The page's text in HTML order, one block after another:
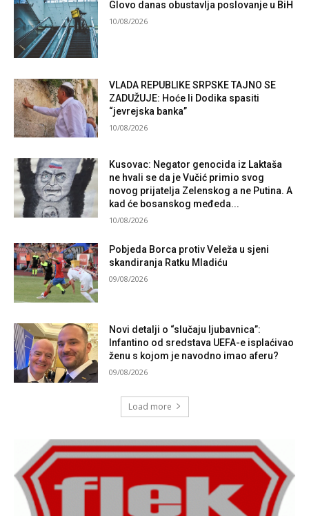
Glovo danas obustavlja poslovanje u BiH
10/08/2026
VLADA REPUBLIKE SRPSKE TAJNO SE
ZADUŽUJE: Hoće li Dodika spasiti
“jevrejska banka”
10/08/2026
Kusovac: Negator genocida iz Laktaša
ne hvali se da je Vučić primio svog
novog prijatelja Zelenskog a ne Putina. A
kad će bosanskog međeda...
10/08/2026
Pobjeda Borca protiv Veleža u sjeni
skandiranja Ratku Mladiću
09/08/2026
Novi detalji o “slučaju ljubavnica”:
Infantino od sredstava UEFA-e isplaćivao
ženu s kojom je navodno imao aferu?
09/08/2026
Load more